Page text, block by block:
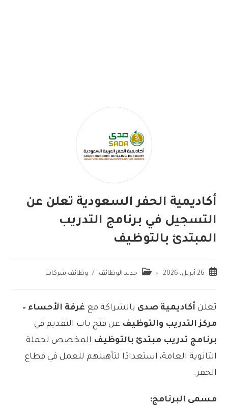
أكاديمية الحفر السعودية تعلن عن
التسجيل في برنامج التدريب
المبتدئ بالتوظيف
26 أبريل، 2026 جديد الوظائف / وظائف شركات
تعلن أكاديمية صدى بالشراكة مع غرفة الأحساء –
مركز التدريب والتوظيف عن فتح باب التقديم في
برنامج تدريب مبتدئ بالتوظيف المخصص لحملة
الثانوية العامة، استعدادًا لتأهيلهم للعمل في قطاع
الحفر.
مسمى البرنامج: